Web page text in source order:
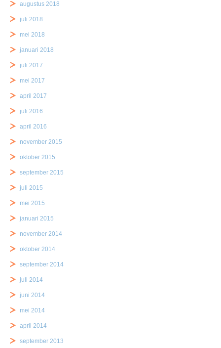
augustus 2018
juli 2018
mei 2018
januari 2018
juli 2017
mei 2017
april 2017
juli 2016
april 2016
november 2015
oktober 2015
september 2015
juli 2015
mei 2015
januari 2015
november 2014
oktober 2014
september 2014
juli 2014
juni 2014
mei 2014
april 2014
september 2013